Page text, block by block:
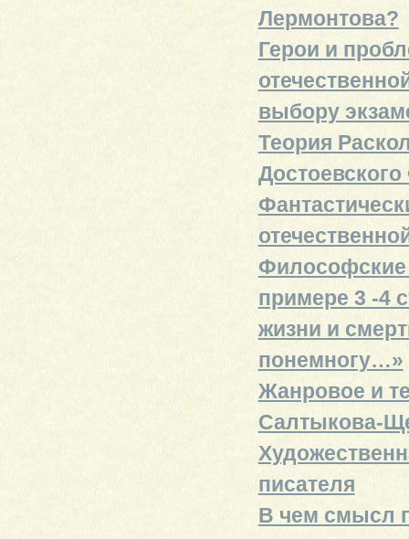
Лермонтова?
Герои и
выбору
Теория
Философские
примере 3 -4
жизни и
понемногу…»
Жанровое и
Салтыкова-
писателя
В чем смысл